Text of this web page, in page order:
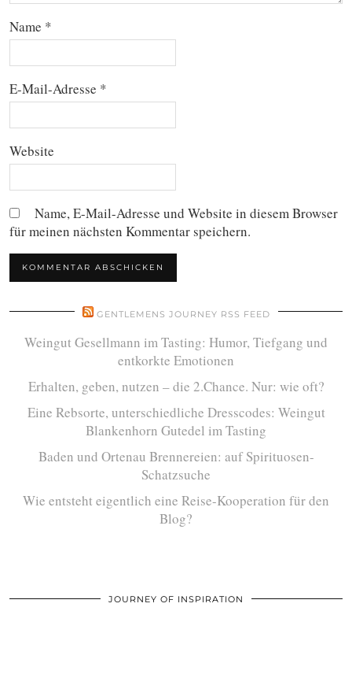
Name *
E-Mail-Adresse *
Website
Name, E-Mail-Adresse und Website in diesem Browser
für meinen nächsten Kommentar speichern.
GENTLEMENS JOURNEY RSS FEED
Weingut Gesellmann im Tasting: Humor, Tiefgang und
entkorkte Emotionen
Erhalten, geben, nutzen – die 2.Chance. Nur: wie oft?
Eine Rebsorte, unterschiedliche Dresscodes: Weingut
Blankenhorn Gutedel im Tasting
Baden und Ortenau Brennereien: auf Spirituosen-
Schatzsuche
Wie entsteht eigentlich eine Reise-Kooperation für den
Blog?
JOURNEY OF INSPIRATION